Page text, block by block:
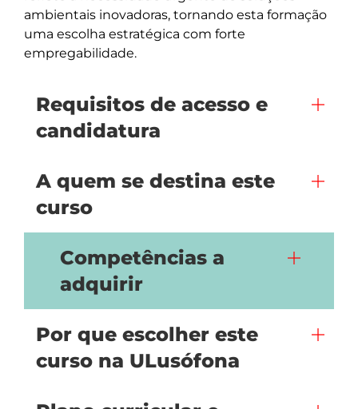
ambientais inovadoras, tornando esta formação
uma escolha estratégica com forte
Requisitos de acesso e
candidatura
A quem se destina este
curso
Competências a
adquirir
Por que escolher este
curso na ULusófona